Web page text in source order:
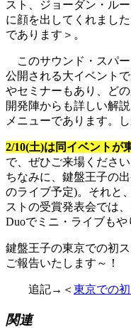
スト、ジョーダン・ル
に顔を出してくれまし
であります＞。
このサウンド・スパ
公開される大イベント
やセミナーもあり、ど
開発陣からも詳しい解
メニューであります。
2/10(土)は同イベントが
で、ぜひご来場ください
ちなみに、鍵盤王子の
のライブ予定)。それと
ストの受賞発表会では
Duoでミニ・ライブもや
鍵盤王子の東京での初
ご報告いたします～！
追記→＜ 東京での
関連